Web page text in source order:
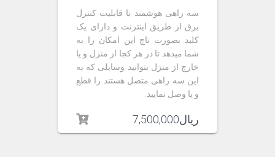
سه راهی هوشمند با قابلیت کنترل
برق از طریق اینترنت و دارای یک
کلید بصورت تاچ این امکان را به
شما میدهد تا در هر کجا از منزل و یا
خارج از منزل بتوانید وسایلی که به
این سه راهی متصل هستند را قطع
و یا وصل نمایید.
ریال7,500,000